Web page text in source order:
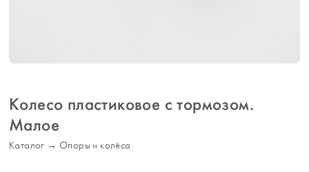
Колесо пластиковое с тормозом.
Малое
Каталог →Опоры и колёса